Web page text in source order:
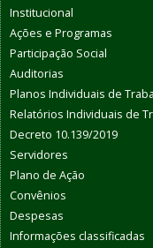
Institucional
Ações e Programas
Participação Social
Auditorias
Planos Individuais de
Relatórios Individuais de
Decreto 10.139/2019
Servidores
Plano de Ação
Convênios
Despesas
Informações classificadas